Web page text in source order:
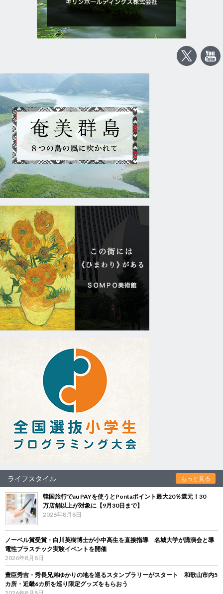
ライフスタイル もっと見る
韓国旅行でau PAYを使うとPontaポイント最大20％還元！30
万店舗以上が対象に【9月30日まで】
2026年8月8日
ノーベル賞受賞・白川英樹博士が小中高生を直接指導 名城大学が講演会と導
電性プラスチック実験イベントを開催
2026年8月8日
豊臣秀吉・秀長兄弟ゆかりの地を巡るスタンプラリーがスタート 和歌山市内5
カ所・近畿6カ所を巡り限定グッズをもらおう